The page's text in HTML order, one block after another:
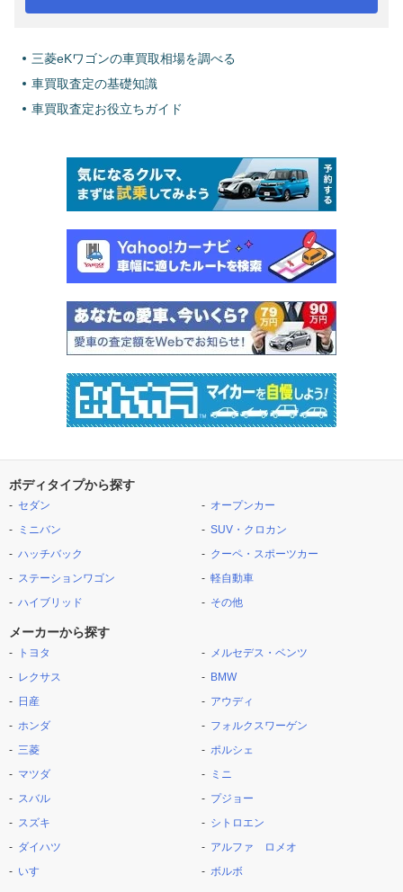
三菱eKワゴンの車買取相場を調べる
車買取査定の基礎知識
車買取査定お役立ちガイド
ボディタイプから探す
セダン
ミニバン
ハッチバック
ステーションワゴン
ハイブリッド
オープンカー
SUV・クロカン
クーペ・スポーツカー
軽自動車
その他
メーカーから探す
トヨタ
レクサス
日産
ホンダ
三菱
マツダ
スバル
スズキ
ダイハツ
いすゞ
メルセデス・ベンツ
BMW
アウディ
フォルクスワーゲン
ポルシェ
ミニ
プジョー
シトロエン
アルファ ロメオ
ボルボ